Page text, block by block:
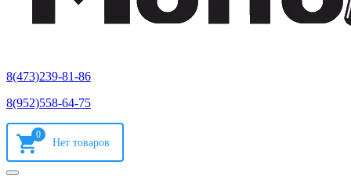
8(473)239-81-86
8(952)558-64-75
0